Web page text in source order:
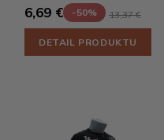
6,69 € -50% 13,37 €
DETAIL PRODUKTU